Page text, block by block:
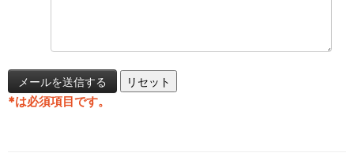
*は必須項目です。